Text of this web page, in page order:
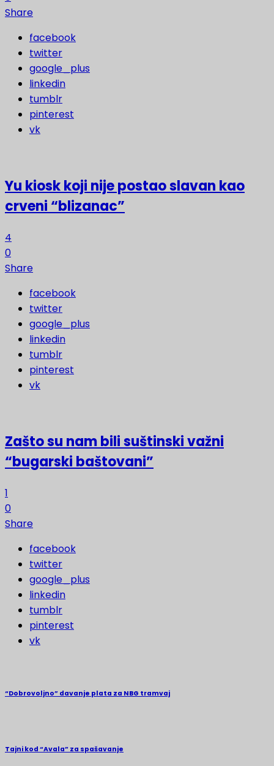
Share
facebook
twitter
google_plus
linkedin
tumblr
pinterest
vk
Yu kiosk koji nije postao slavan kao
crveni “blizanac”
4
0
Share
facebook
twitter
google_plus
linkedin
tumblr
pinterest
vk
Zašto su nam bili suštinski važni
“bugarski baštovani”
1
0
Share
facebook
twitter
google_plus
linkedin
tumblr
pinterest
vk
“Dobrovoljno” davanje plata za NBG tramvaj
Tajni kod “Avala” za spašavanje